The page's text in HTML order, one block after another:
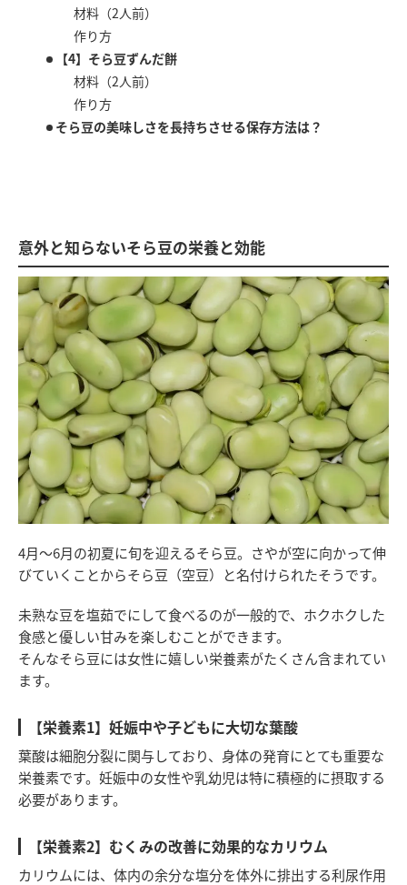
材料（2人前）
作り方
【4】そら豆ずんだ餅
材料（2人前）
作り方
そら豆の美味しさを長持ちさせる保存方法は？
意外と知らないそら豆の栄養と効能
4月～6月の初夏に旬を迎えるそら豆。さやが空に向かって伸
びていくことからそら豆（空豆）と名付けられたそうです。
未熟な豆を塩茹でにして食べるのが一般的で、ホクホクした
食感と優しい甘みを楽しむことができます。
そんなそら豆には女性に嬉しい栄養素がたくさん含まれてい
ます。
【栄養素1】妊娠中や子どもに大切な葉酸
葉酸は細胞分裂に関与しており、身体の発育にとても重要な
栄養素です。妊娠中の女性や乳幼児は特に積極的に摂取する
必要があります。
【栄養素2】むくみの改善に効果的なカリウム
カリウムには、体内の余分な塩分を体外に排出する利尿作用